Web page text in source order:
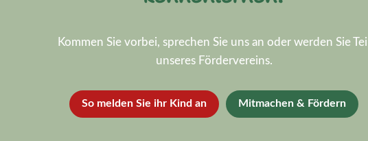
Kommen Sie vorbei, sprechen Sie uns an oder werden Sie
unseres Fördervereins.
So melden Sie ihr Kind an Mitmachen & Fördern